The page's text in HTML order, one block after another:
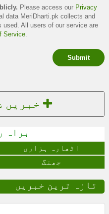
Please access our Privacy
data MeriDharti.pk collects and
used. All users of our service are
Service.
Submit
خبریں
براہ
اٹھارہ ہزاری
جھنگ
تازہ ترین خبریں